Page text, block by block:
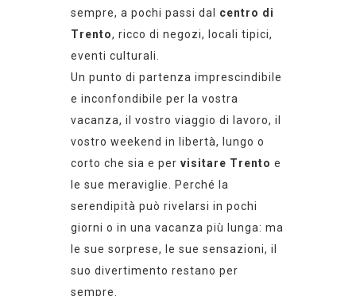
sempre, a pochi passi dal centro di
Trento, ricco di negozi, locali tipici,
eventi culturali.
Un punto di partenza imprescindibile
e inconfondibile per la vostra
vacanza, il vostro viaggio di lavoro, il
vostro weekend in libertà, lungo o
corto che sia e per visitare Trento e
le sue meraviglie. Perché la
serendipità può rivelarsi in pochi
giorni o in una vacanza più lunga: ma
le sue sorprese, le sue sensazioni, il
suo divertimento restano per
sempre.